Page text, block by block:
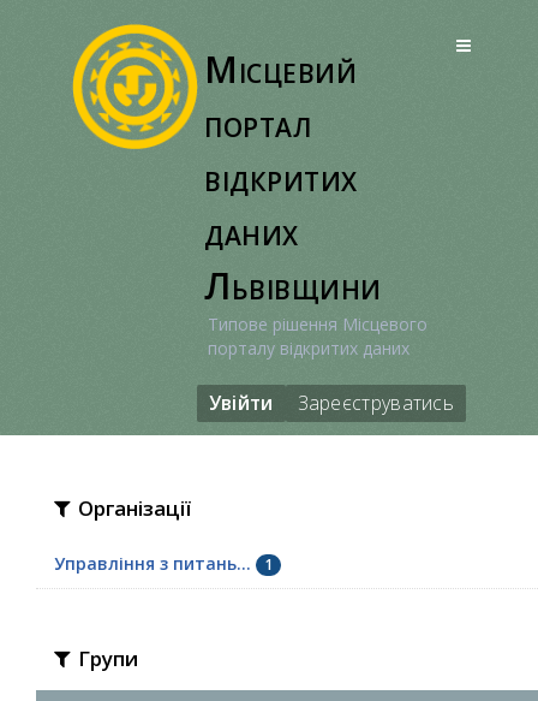
Місцевий
портал
відкритих
даних
Львівщини
Типове рішення Місцевого
порталу відкритих даних
Увійти Зареєструватись
Організації
Управління з питань... 1
Групи